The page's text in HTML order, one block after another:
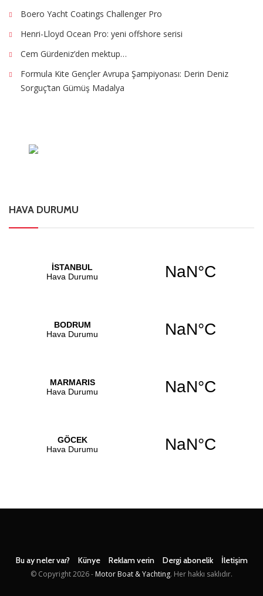
Boero Yacht Coatings Challenger Pro
Henri-Lloyd Ocean Pro: yeni offshore serisi
Cem Gürdeniz’den mektup…
Formula Kite Gençler Avrupa Şampiyonası: Derin Deniz
Sorguç’tan Gümüş Madalya
HAVA DURUMU
Bu ay neler var? Künye Reklam verin Dergi abonelik İletişim
© Copyright2026 - Motor Boat & Yachting. Her hakkı saklıdır.